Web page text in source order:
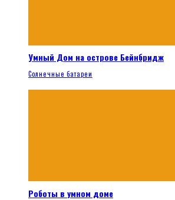
Умный Дом на острове Бейнбридж
Солнечные батареи
Роботы в умном доме